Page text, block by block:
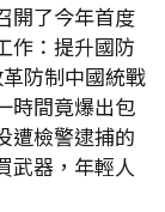
開了今年首度
作：提升國防
防制中國統戰
時間竟爆出包
遭檢警逮捕的
武器，年輕人